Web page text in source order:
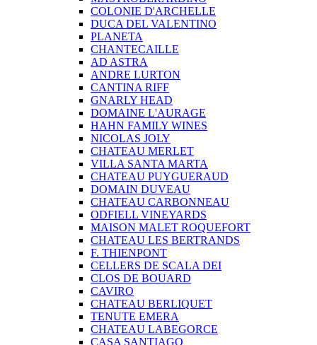
COLONIE D'ARCHELLE
DUCA DEL VALENTINO
PLANETA
CHANTECAILLE
AD ASTRA
ANDRE LURTON
CANTINA RIFF
GNARLY HEAD
DOMAINE L'AURAGE
HAHN FAMILY WINES
NICOLAS JOLY
CHATEAU MERLET
VILLA SANTA MARTA
CHATEAU PUYGUERAUD
DOMAIN DUVEAU
CHATEAU CARBONNEAU
ODFIELL VINEYARDS
MAISON MALET ROQUEFORT
CHATEAU LES BERTRANDS
F. THIENPONT
CELLERS DE SCALA DEI
CLOS DE BOUARD
CAVIRO
CHATEAU BERLIQUET
TENUTE EMERA
CHATEAU LABEGORCE
CASA SANTIAGO